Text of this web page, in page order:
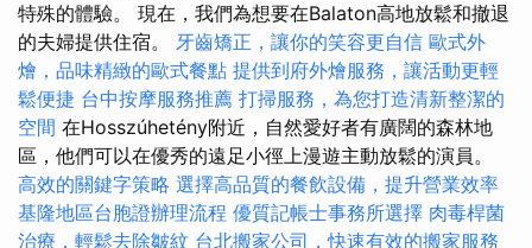
特殊的體驗。 現在，我們為想要在Balaton高地放鬆和撤退
的夫婦提供住宿。 牙齒矯正，讓你的笑容更自信 歐式外
燴，品味精緻的歐式餐點 提供到府外燴服務，讓活動更輕
鬆便捷 台中按摩服務推薦 打掃服務，為您打造清新整潔的
空間 在Hosszúhetény附近，自然愛好者有廣闊的森林地
區，他們可以在優秀的遠足小徑上漫遊主動放鬆的演員。
高效的關鍵字策略 選擇高品質的餐飲設備，提升營業效率
基隆地區台胞證辦理流程 優質記帳士事務所選擇 肉毒桿菌
治療，輕鬆去除皺紋 台北搬家公司，快速有效的搬家服務